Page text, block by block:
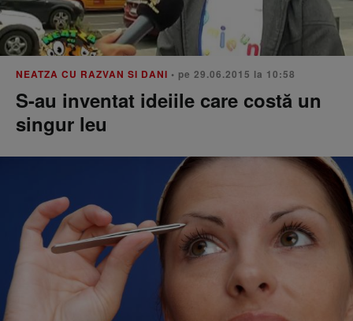
NEATZA CU RAZVAN SI DANI • pe 29.06.2015 la 10:58
S-au inventat ideiile care costă un
singur leu